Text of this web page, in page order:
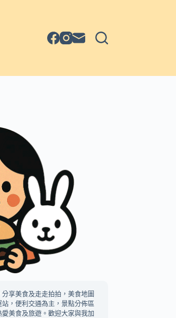
享美食及走走拍拍，美食地圖
，便利交通為主，景點分佈區
美食及旅遊。歡迎大家與我加